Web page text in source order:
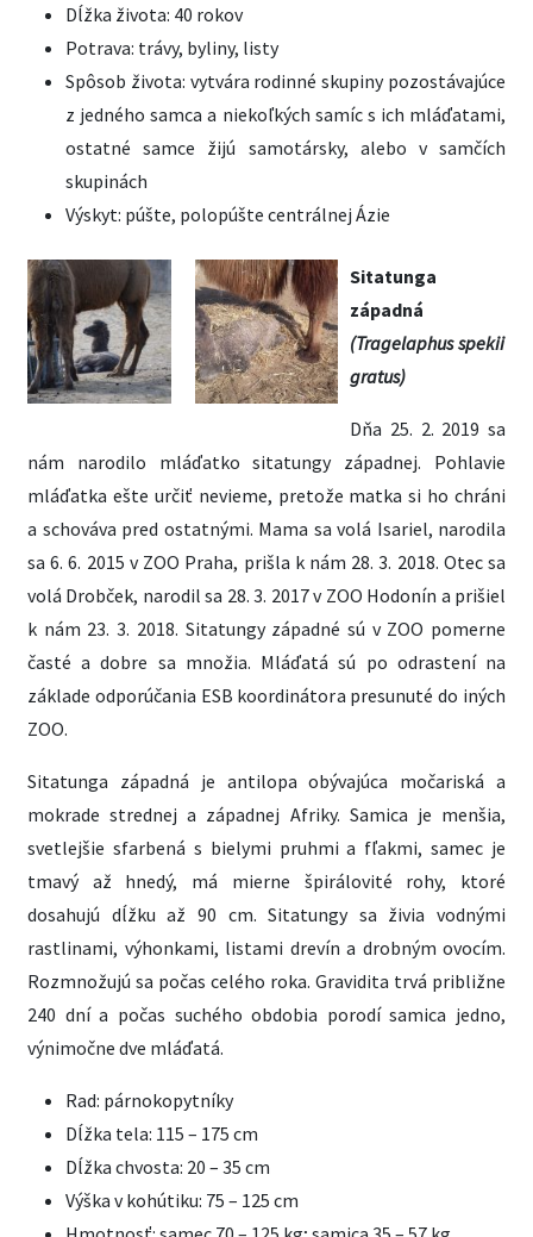
Dĺžka života: 40 rokov
Potrava: trávy, byliny, listy
Spôsob života: vytvára rodinné skupiny pozostávajúce
z jedného samca a niekoľkých samíc s ich mláďatami,
ostatné samce žijú samotársky, alebo v samčích
skupinách
Výskyt: púšte, polopúšte centrálnej Ázie
Sitatunga
západná
(Tragelaphus spekii
gratus)
Dňa 25. 2. 2019 sa
nám narodilo mláďatko sitatungy západnej. Pohlavie
mláďatka ešte určiť nevieme, pretože matka si ho chráni
a schováva pred ostatnými. Mama sa volá Isariel, narodila
sa 6. 6. 2015 v ZOO Praha, prišla k nám 28. 3. 2018. Otec sa
volá Drobček, narodil sa 28. 3. 2017 v ZOO Hodonín a prišiel
k nám 23. 3. 2018. Sitatungy západné sú v ZOO pomerne
časté a dobre sa množia. Mláďatá sú po odrastení na
základe odporúčania ESB koordinátora presunuté do iných
ZOO.
Sitatunga západná je antilopa obývajúca močariská a
mokrade strednej a západnej Afriky. Samica je menšia,
svetlejšie sfarbená s bielymi pruhmi a fľakmi, samec je
tmavý až hnedý, má mierne špirálovité rohy, ktoré
dosahujú dĺžku až 90 cm. Sitatungy sa živia vodnými
rastlinami, výhonkami, listami drevín a drobným ovocím.
Rozmnožujú sa počas celého roka. Gravidita trvá približne
240 dní a počas suchého obdobia porodí samica jedno,
výnimočne dve mláďatá.
Rad: párnokopytníky
Dĺžka tela: 115 – 175 cm
Dĺžka chvosta: 20 – 35 cm
Výška v kohútiku: 75 – 125 cm